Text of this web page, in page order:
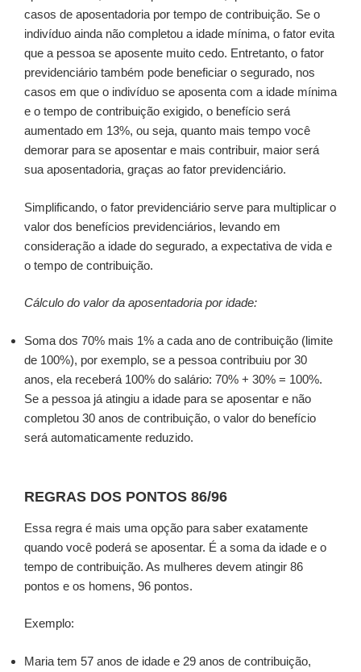
casos de aposentadoria por tempo de contribuição. Se o
indivíduo ainda não completou a idade mínima, o fator evita
que a pessoa se aposente muito cedo. Entretanto, o fator
previdenciário também pode beneficiar o segurado, nos
casos em que o indivíduo se aposenta com a idade mínima
e o tempo de contribuição exigido, o benefício será
aumentado em 13%, ou seja, quanto mais tempo você
demorar para se aposentar e mais contribuir, maior será
sua aposentadoria, graças ao fator previdenciário.
Simplificando, o fator previdenciário serve para multiplicar o
valor dos benefícios previdenciários, levando em
consideração a idade do segurado, a expectativa de vida e
o tempo de contribuição.
Cálculo do valor da aposentadoria por idade:
Soma dos 70% mais 1% a cada ano de contribuição (limite
de 100%), por exemplo, se a pessoa contribuiu por 30
anos, ela receberá 100% do salário: 70% + 30% = 100%.
Se a pessoa já atingiu a idade para se aposentar e não
completou 30 anos de contribuição, o valor do benefício
será automaticamente reduzido.
REGRAS DOS PONTOS 86/96
Essa regra é mais uma opção para saber exatamente
quando você poderá se aposentar. É a soma da idade e o
tempo de contribuição. As mulheres devem atingir 86
pontos e os homens, 96 pontos.
Exemplo:
Maria tem 57 anos de idade e 29 anos de contribuição,